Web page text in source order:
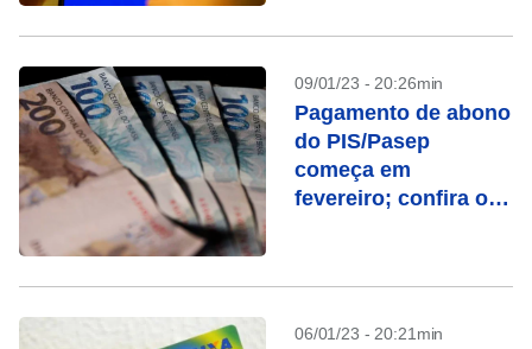
09/01/23 - 20:26min
Pagamento de abono
do PIS/Pasep
começa em
fevereiro; confira o
06/01/23 - 20:21min